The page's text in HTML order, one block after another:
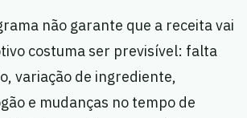
não garante que a receita vai
costuma ser previsível: falta
variação de ingrediente,
e mudanças no tempo de